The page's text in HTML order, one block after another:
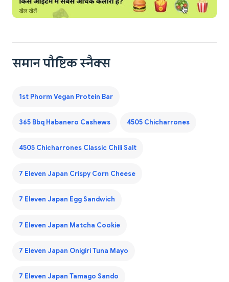
समान पौष्टिक स्नैक्स
1st Phorm Vegan Protein Bar
365 Bbq Habanero Cashews 4505 Chicharrones
4505 Chicharrones Classic Chili Salt
7 Eleven Japan Crispy Corn Cheese
7 Eleven Japan Egg Sandwich
7 Eleven Japan Matcha Cookie
7 Eleven Japan Onigiri Tuna Mayo
7 Eleven Japan Tamago Sando